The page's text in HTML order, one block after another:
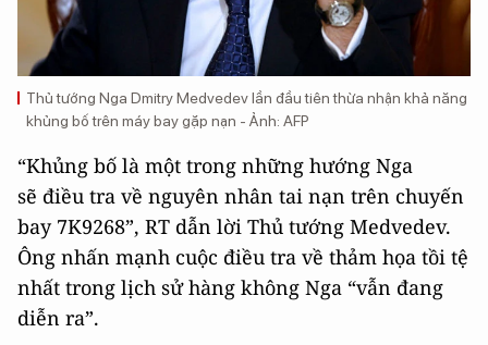
Thủ tướng Nga Dmitry Medvedev lần đầu tiên thừa nhận khả năng
khủng bố trên máy bay gặp nạn - Ảnh: AFP
“Khủng bố là một trong những hướng Nga
sẽ điều tra về nguyên nhân tai nạn trên chuyến
bay 7K9268”, RT dẫn lời Thủ tướng Medvedev.
Ông nhấn mạnh cuộc điều tra về thảm họa tồi tệ
nhất trong lịch sử hàng không Nga “vẫn đang
diễn ra”.